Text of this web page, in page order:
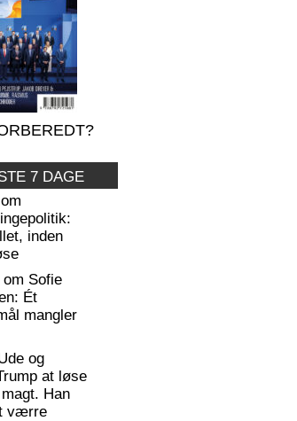
7 DAGE
inden
om Sofie
Ét
mangler
og
at løse
Han
værre